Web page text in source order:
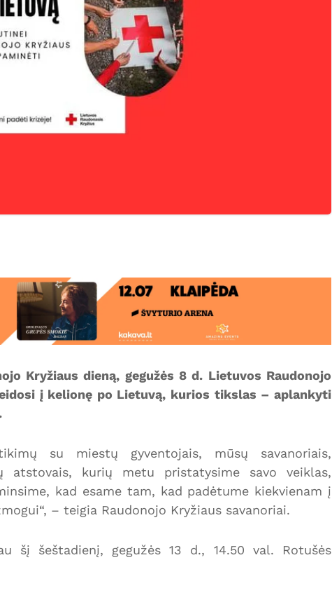
Kryžiaus dieną, gegužės 8 d. Lietuvos Raudonojo
į kelionę po Lietuvą, kurios tikslas – aplankyti
su miestų gyventojais, mūsų savanoriais,
atstovais, kurių metu pristatysime savo veiklas,
kad esame tam, kad padėtume kiekvienam į
– teigia Raudonojo Kryžiaus savanoriai.
šį šeštadienį, gegužės 13 d., 14.50 val. Rotušės